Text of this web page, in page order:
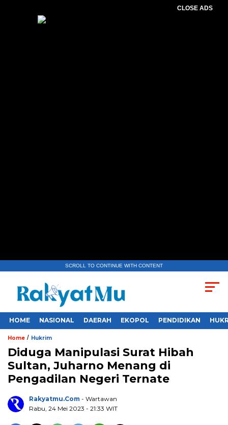
CLOSE ADS
SCROLL TO CONTINUE WITH CONTENT
HOME NASIONAL DAERAH EKOPOL PENDIDIKAN
Home / Hukrim
Diduga Manipulasi Surat Hibah
Sultan, Juharno Menang di
Pengadilan Negeri Ternate
Rakyatmu.com - Wartawan
Rabu, 24 Mei 2023 - 21:33 WIT